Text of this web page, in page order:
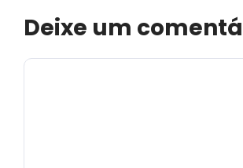
Deixe um